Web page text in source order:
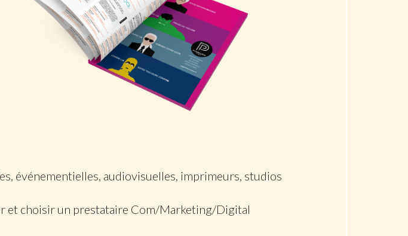
événementielles, audiovisuelles, imprimeurs, studios
et choisir un prestataire Com/Marketing/Digital